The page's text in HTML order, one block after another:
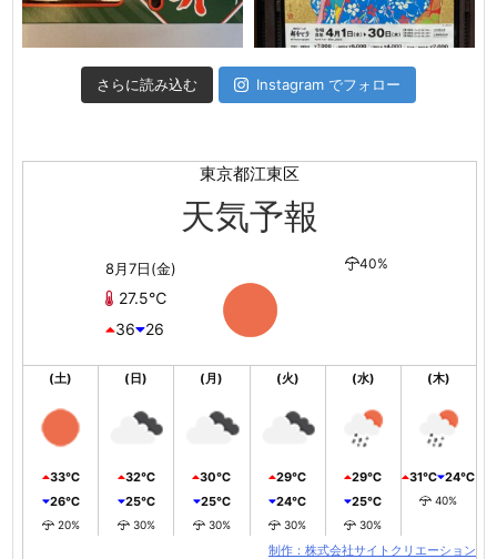
さらに読み込む Instagram でフォロー
東京都江東区
天気予報
8月7日(金)
27.5℃
36
26
40%
(土)
33℃
26℃
20%
(日)
32℃
25℃
30%
(月)
30℃
25℃
30%
(火)
29℃
24℃
30%
(水)
29℃
25℃
30%
(木)
31℃ 24℃
40%
制作：株式会社サイトクリエーション